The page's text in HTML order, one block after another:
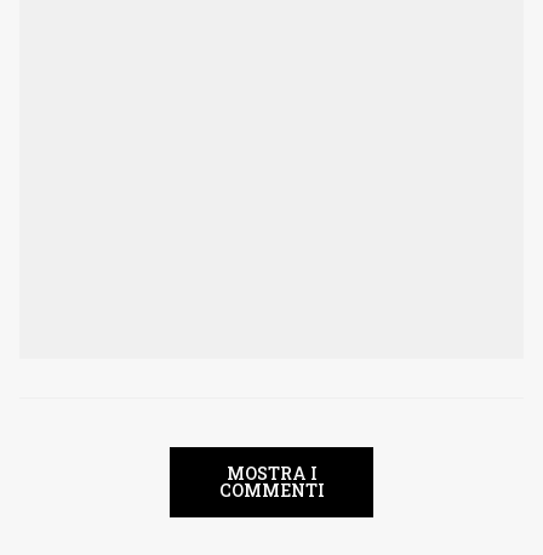
MOSTRA I
COMMENTI